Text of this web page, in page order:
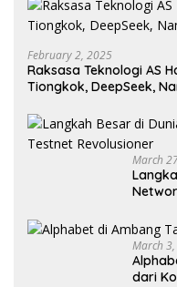
February 2, 2025
Raksasa Teknologi AS
Tiongkok, DeepSeek,
March
March
dari